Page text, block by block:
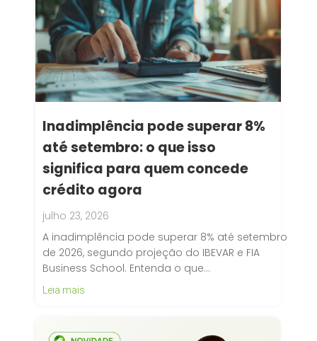
Inadimplência pode superar 8%
até setembro: o que isso
significa para quem concede
crédito agora
julho 23, 2026
A inadimplência pode superar 8% até setembro
de 2026, segundo projeção do IBEVAR e FIA
Business School. Entenda o que…
Leia mais